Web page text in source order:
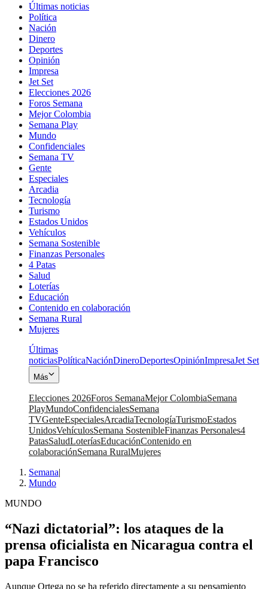
Últimas noticias
Política
Nación
Dinero
Deportes
Opinión
Impresa
Jet Set
Elecciones 2026
Foros Semana
Mejor Colombia
Semana Play
Mundo
Confidenciales
Semana TV
Gente
Especiales
Arcadia
Tecnología
Turismo
Estados Unidos
Vehículos
Semana Sostenible
Finanzas Personales
4 Patas
Salud
Loterías
Educación
Contenido en colaboración
Semana Rural
Mujeres
Últimas
noticiasPolíticaNaciónDineroDeportesOpiniónImpresaJet Set
Más
Elecciones 2026Foros SemanaMejor ColombiaSemana
PlayMundoConfidencialesSemana
TVGenteEspecialesArcadiaTecnologíaTurismoEstados
UnidosVehículosSemana SostenibleFinanzas Personales4
PatasSaludLoteríasEducaciónContenido en
colaboraciónSemana RuralMujeres
Semana|
Mundo
MUNDO
“Nazi dictatorial”: los ataques de la
prensa oficialista en Nicaragua contra el
papa Francisco
Aunque Ortega no se ha referido directamente a su pensamiento